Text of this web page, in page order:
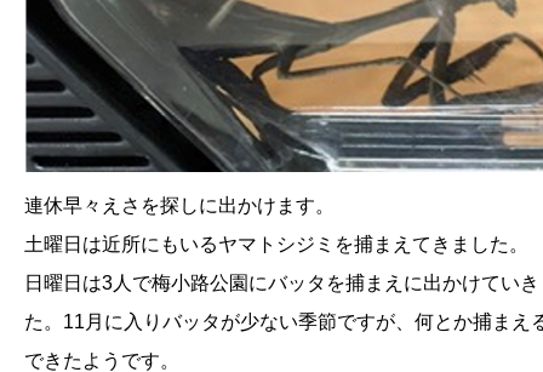
連休早々えさを探しに出かけます。
土曜日は近所にもいるヤマトシジミを捕まえてきました。
日曜日は3人で梅小路公園にバッタを捕まえに出かけてい
た。11月に入りバッタが少ない季節ですが、何とか捕まえ
できたようです。